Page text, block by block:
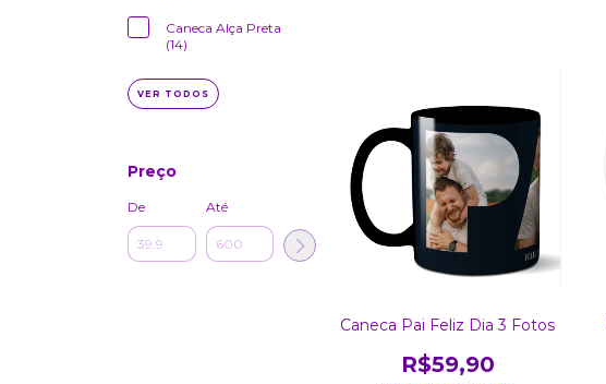
Caneca Alça Preta
(14)
VER TODOS
Preço
De Até
Caneca Pai Feliz Dia 3 Fotos
R$59,90